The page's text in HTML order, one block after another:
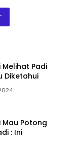
Ini Penjelasannya
Melihat Padi
Perlu Diketahui
Mau Potong
: Ini